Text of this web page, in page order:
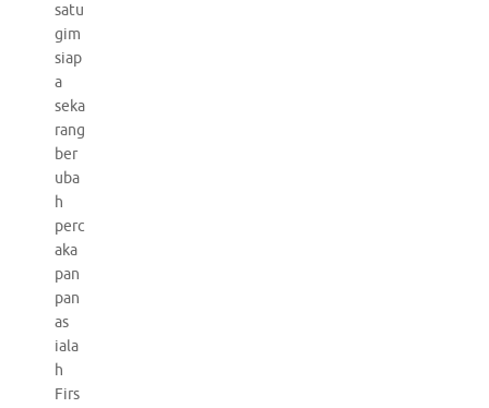
satu
gim
siap
a
seka
rang
ber
uba
h
perc
aka
pan
pan
as
iala
h
Firs